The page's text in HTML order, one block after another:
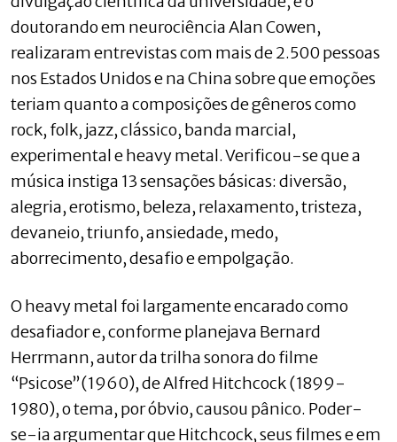
doutorando em neurociência Alan Cowen,
realizaram entrevistas com mais de 2.500 pessoas
nos Estados Unidos e na China sobre que emoções
teriam quanto a composições de gêneros como
rock, folk, jazz, clássico, banda marcial,
experimental e heavy metal. Verificou-se que a
música instiga 13 sensações básicas: diversão,
alegria, erotismo, beleza, relaxamento, tristeza,
devaneio, triunfo, ansiedade, medo,
aborrecimento, desafio e empolgação.
O heavy metal foi largamente encarado como
desafiador e, conforme planejava Bernard
Herrmann, autor da trilha sonora do filme
“Psicose”(1960), de Alfred Hitchcock (1899-
1980), o tema, por óbvio, causou pânico. Poder-
se-ia argumentar que Hitchcock, seus filmes e em